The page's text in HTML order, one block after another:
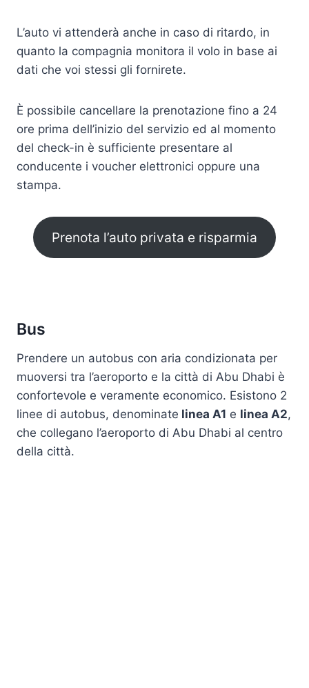
L’auto vi attenderà anche in caso di ritardo, in
quanto la compagnia monitora il volo in base ai
dati che voi stessi gli fornirete.
È possibile cancellare la prenotazione fino a 24
ore prima dell’inizio del servizio ed al momento
del check-in è sufficiente presentare al
conducente i voucher elettronici oppure una
stampa.
Prenota l’auto privata e risparmia
Bus
Prendere un autobus con aria condizionata per
muoversi tra l’aeroporto e la città di Abu Dhabi è
confortevole e veramente economico. Esistono 2
linee di autobus, denominate linea A1 e linea A2,
che collegano l’aeroporto di Abu Dhabi al centro
della città.